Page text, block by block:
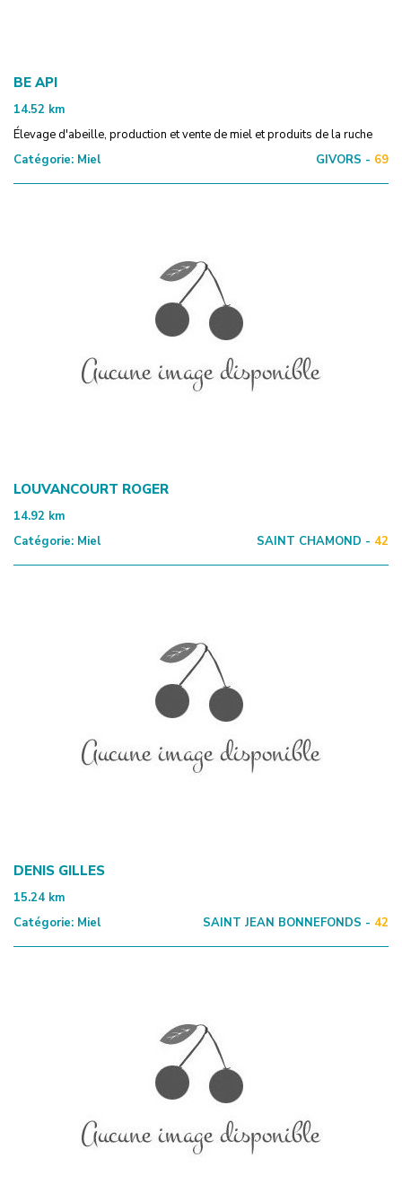
BE API
14.52 km
Élevage d'abeille, production et vente de miel et produits de la ruche
Catégorie: Miel GIVORS - 69
LOUVANCOURT ROGER
14.92 km
Catégorie: Miel SAINT CHAMOND - 42
DENIS GILLES
15.24 km
Catégorie: Miel SAINT JEAN BONNEFONDS - 42